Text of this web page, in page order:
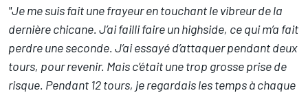
"Je me suis fait une frayeur en touchant le vibreur de la
dernière chicane. J’ai failli faire un highside, ce qui m’a fait
perdre une seconde. J’ai essayé d’attaquer pendant deux
tours, pour revenir. Mais c’était une trop grosse prise de
risque. Pendant 12 tours, je regardais les temps à chaque